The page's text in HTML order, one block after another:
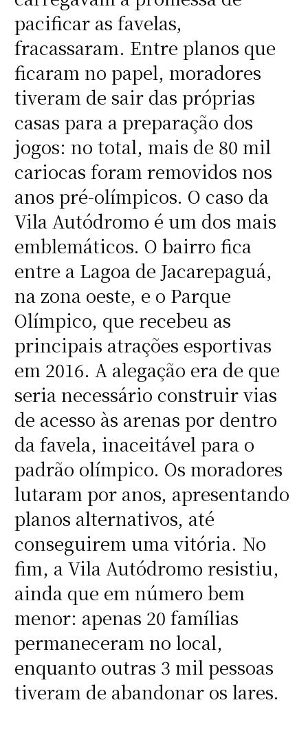
pacificar as favelas,
fracassaram. Entre planos que
ficaram no papel, moradores
tiveram de sair das próprias
casas para a preparação dos
jogos: no total, mais de 80 mil
cariocas foram removidos nos
anos pré-olímpicos. O caso da
Vila Autódromo é um dos mais
emblemáticos. O bairro fica
entre a Lagoa de Jacarepaguá,
na zona oeste, e o Parque
Olímpico, que recebeu as
principais atrações esportivas
em 2016. A alegação era de que
seria necessário construir vias
de acesso às arenas por dentro
da favela, inaceitável para o
padrão olímpico. Os moradores
lutaram por anos, apresentando
planos alternativos, até
conseguirem uma vitória. No
fim, a Vila Autódromo resistiu,
ainda que em número bem
menor: apenas 20 famílias
permaneceram no local,
enquanto outras 3 mil pessoas
tiveram de abandonar os lares.